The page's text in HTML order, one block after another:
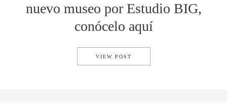
nuevo museo por Estudio BIG,
conócelo aquí
VIEW POST